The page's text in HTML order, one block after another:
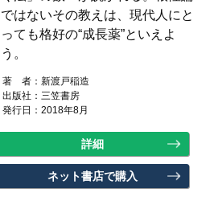
ではないその教えは、現代人にと
っても格好の“成長薬”といえよ
う。
著 者： 新渡戸稲造
出版社： 三笠書房
発行日：2018年8月
詳細
ネット書店で購入